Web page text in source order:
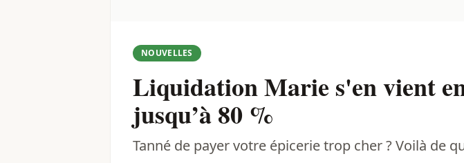
NOUVELLES
Liquidation Marie s'en vient
jusqu’à 80 %
Tanné de payer votre épicerie trop cher ? Voilà de